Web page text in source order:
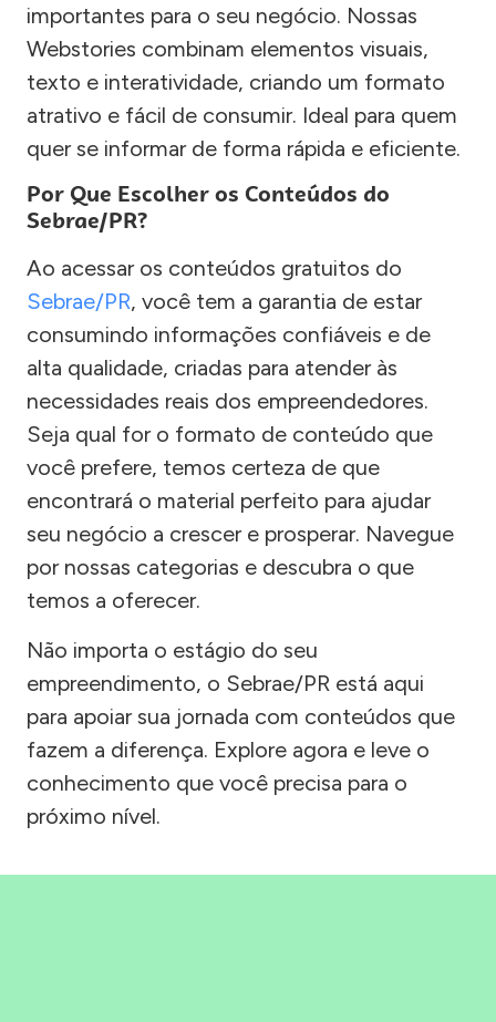
importantes para o seu negócio. Nossas
Webstories combinam elementos visuais,
texto e interatividade, criando um formato
atrativo e fácil de consumir. Ideal para quem
quer se informar de forma rápida e eficiente.
Por Que Escolher os Conteúdos do
Sebrae/PR?
Ao acessar os conteúdos gratuitos do
Sebrae/PR, você tem a garantia de estar
consumindo informações confiáveis e de
alta qualidade, criadas para atender às
necessidades reais dos empreendedores.
Seja qual for o formato de conteúdo que
você prefere, temos certeza de que
encontrará o material perfeito para ajudar
seu negócio a crescer e prosperar. Navegue
por nossas categorias e descubra o que
temos a oferecer.
Não importa o estágio do seu
empreendimento, o Sebrae/PR está aqui
para apoiar sua jornada com conteúdos que
fazem a diferença. Explore agora e leve o
conhecimento que você precisa para o
próximo nível.